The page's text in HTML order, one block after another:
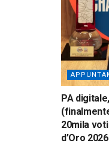
PA
20mila
d’Oro 2026